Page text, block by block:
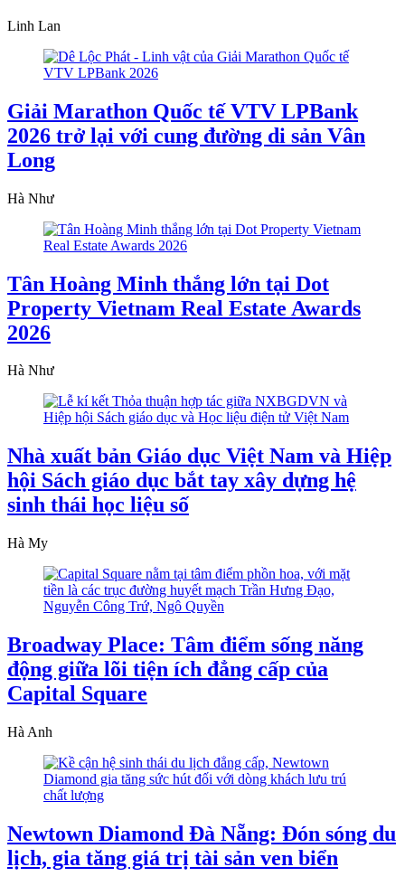
Linh Lan
Giải Marathon Quốc tế VTV LPBank
2026 trở lại với cung đường di sản Vân
Long
Hà Như
Tân Hoàng Minh thắng lớn tại Dot
Property Vietnam Real Estate Awards
2026
Hà Như
Nhà xuất bản Giáo dục Việt Nam và Hiệp
hội Sách giáo dục bắt tay xây dựng hệ
sinh thái học liệu số
Hà My
Broadway Place: Tâm điểm sống năng
động giữa lõi tiện ích đẳng cấp của
Capital Square
Hà Anh
Newtown Diamond Đà Nẵng: Đón sóng du
lịch, gia tăng giá trị tài sản ven biển